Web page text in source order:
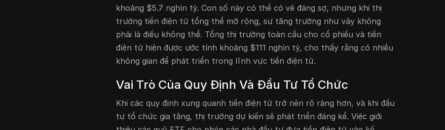
khoảng $5.7 nghìn tỷ. Con số này có thể có vẻ đáng sợ, nhưng khi thị
trường tiền điện tử tổng thể mở rộng, sự tăng trưởng như vậy không
phải là điều không thể. Tổng thị trường toàn cầu cho cổ phiếu và tiền
điện tử hiện được ước tính khoảng $111 nghìn tỷ, cho thấy rằng có nhiều
không gian để phát triển trong lĩnh vực tiền điện tử.
Vai Trò Của Quy Định Và Đầu Tư Tổ Chức
Khi các quy định xung quanh tiền điện tử trở nên rõ ràng hơn, và khi đầu
tư tổ chức gia tăng, thị trường dự kiến sẽ phát triển đáng kể. Việc giới